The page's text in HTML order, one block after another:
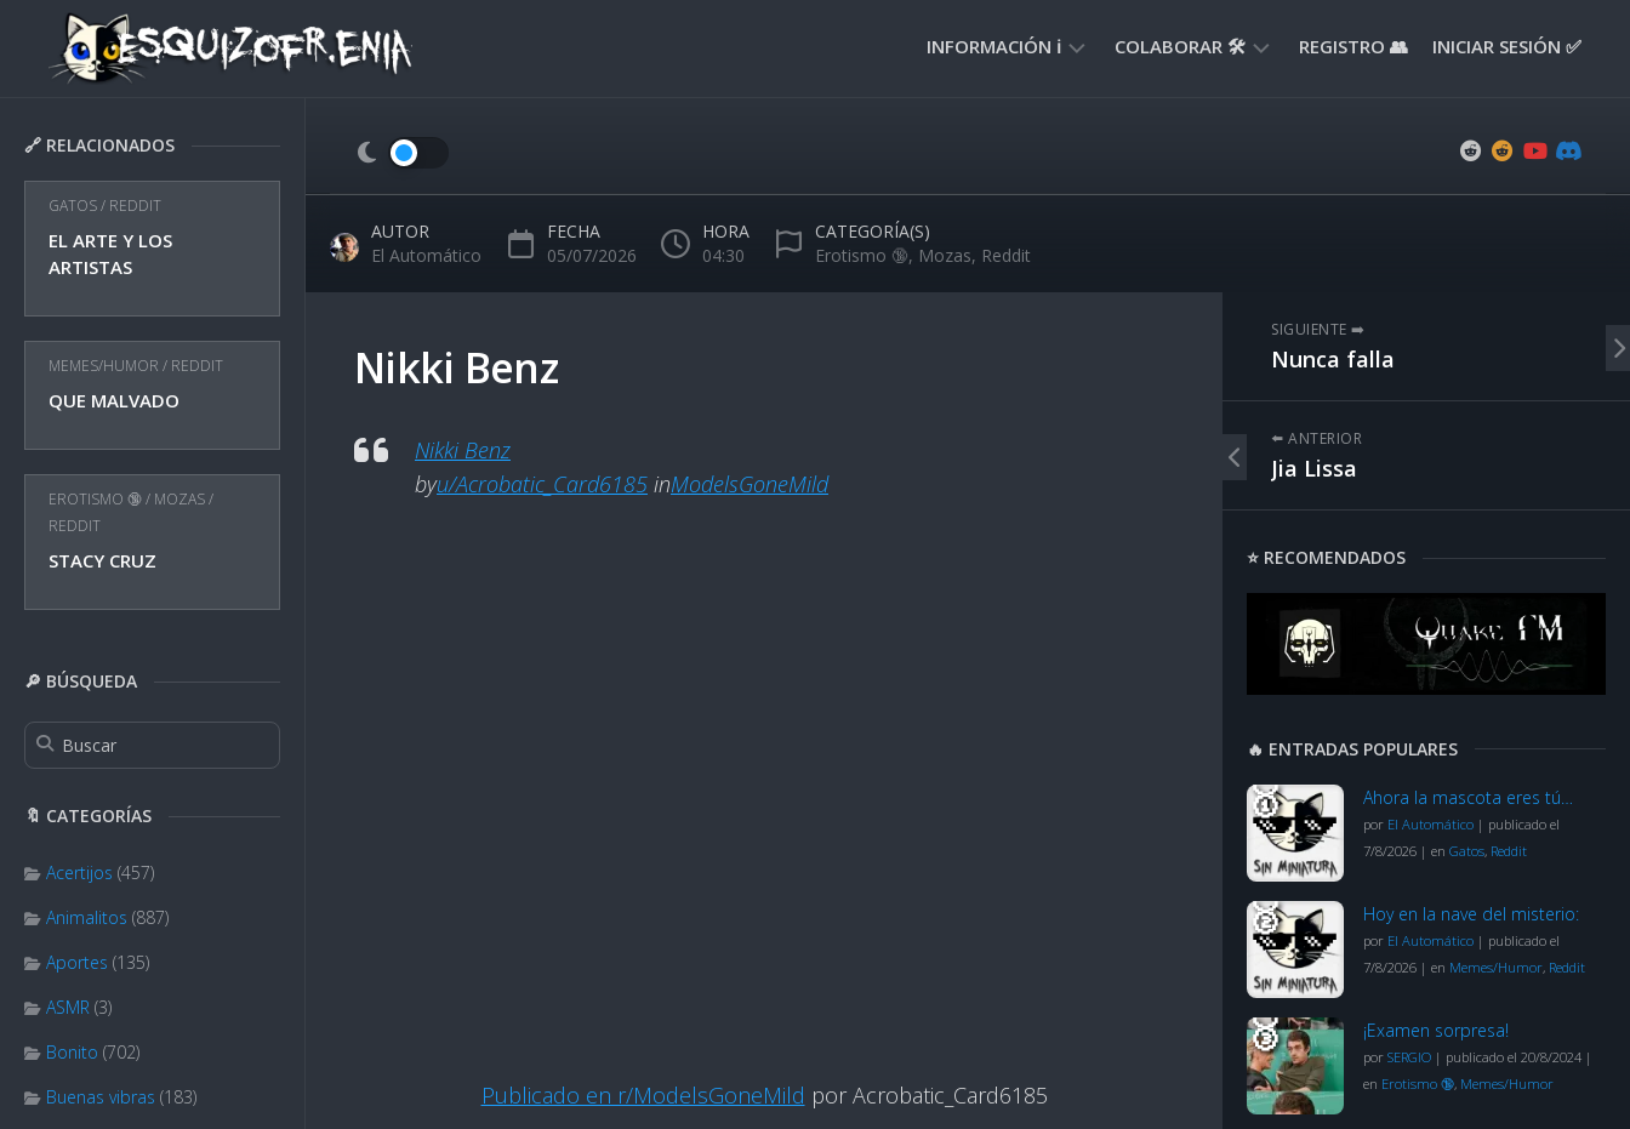
content
INFORMACIÓN ℹ️
NORMAS
USO
🚸
COLABORAR 🛠️ REGISTRO 👥 INICIAR SESIÓN ✅
🔗 RELACIONADOS
GATOS/ REDDIT
EL ARTE Y LOS
ARTISTAS
MEMES/HUMOR / REDDIT
QUE MALVADO
EROTISMO 🔞/ MOZAS/
REDDIT
STACY CRUZ
🔎 BÚSQUEDA
🔖 CATEGORÍAS
Acertijos (457)
Animalitos (887)
Aportes (135)
ASMR (3)
Bonito (702)
Buenas vibras (183)
AUTOR
El Automático
FECHA
05/07/2026
HORA
04:30
CATEGORÍA(S)
Erotismo 🔞, Mozas, Reddit
Nikki Benz
Nikki Benz
byu/Acrobatic_Card6185 inModelsGoneMild
Publicado en r/ModelsGoneMild por Acrobatic_Card6185
SIGUIENTE ➡️
Nunca falla
⬅️ ANTERIOR
Jia Lissa
⭐ RECOMENDADOS
🔥 ENTRADAS POPULARES
Ahora la mascota eres tú…
por El Automático | publicado el
7/8/2026 | en Gatos, Reddit
Hoy en la nave del misterio:
por El Automático | publicado el
7/8/2026 | en Memes/Humor, Reddit
¡Examen sorpresa!
por SERGIO | publicado el 20/8/2024 |
en Erotismo 🔞, Memes/Humor